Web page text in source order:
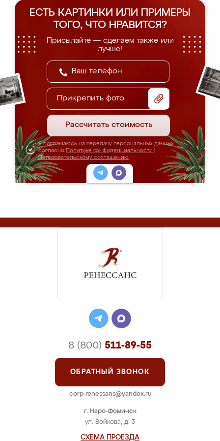
ЕСТЬ КАРТИНКИ ИЛИ ПРИМЕРЫ
ТОГО, ЧТО НРАВИТСЯ?
Присылайте — сделаем также или
лучше!
Прикрепить фото
Рассчитать стоимость
Я соглашаюсь на передачу персональных данных
согласно Политике конфиденциальности
Пользовательскому соглашению
г. Наро-Фоминск
ул. Войкова, д. 3
СХЕМА ПРОЕЗДА
8 (800) 511-89-55
ОБРАТНЫЙ ЗВОНОК
corp-renessans@yandex.ru